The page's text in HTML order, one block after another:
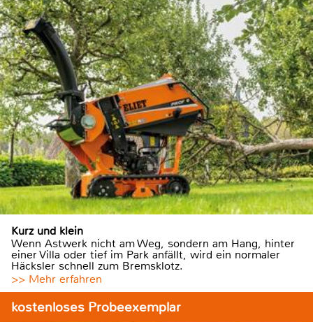
Kurz und klein
Wenn Astwerk nicht am Weg, sondern am Hang, hinter
einer Villa oder tief im Park anfällt, wird ein normaler
Häcksler schnell zum Bremsklotz.
>> Mehr erfahren
kostenloses Probeexemplar